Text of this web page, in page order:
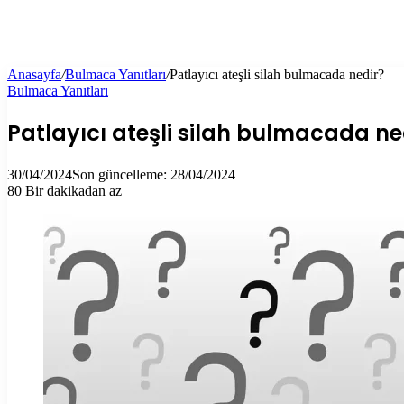
Anasayfa/Bulmaca Yanıtları/Patlayıcı ateşli silah bulmacada nedir?
Bulmaca Yanıtları
Patlayıcı ateşli silah bulmacada
30/04/2024Son güncelleme: 28/04/2024
80 Bir dakikadan az